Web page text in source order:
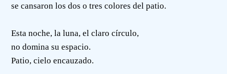
se cansaron los dos o tres colores del patio.
Esta noche, la luna, el claro círculo,
no domina su espacio.
Patio, cielo encauzado.